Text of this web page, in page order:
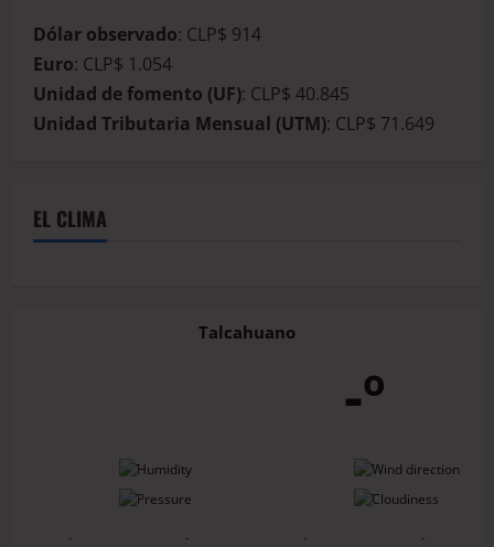
Dólar observado: CLP$ 914
Euro: CLP$ 1.054
Unidad de fomento (UF): CLP$ 40.845
Unidad Tributaria Mensual (UTM): CLP$ 71.649
EL CLIMA
Talcahuano
-º
-
-
-
-
-
-
-
-